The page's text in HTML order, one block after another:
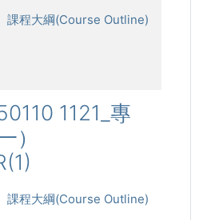
課程大綱(Course Outline)
1121_專
）
課程大綱(Course Outline)